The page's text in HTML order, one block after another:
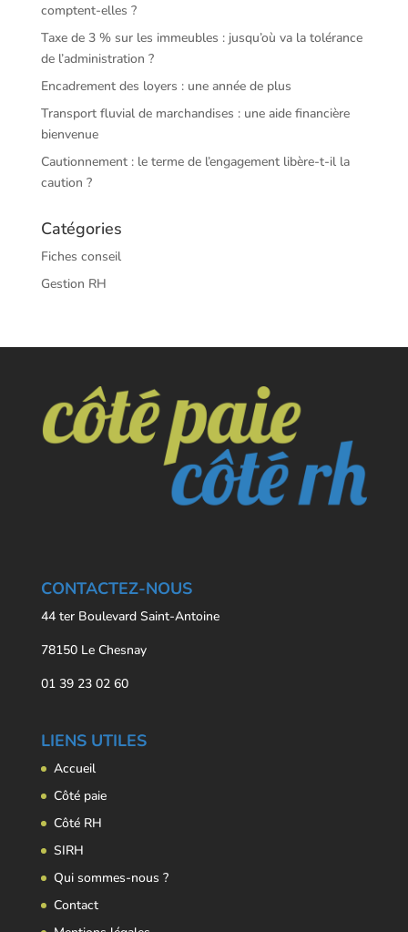
comptent-elles ?
Taxe de 3 % sur les immeubles : jusqu’où va la tolérance
de l’administration ?
Encadrement des loyers : une année de plus
Transport fluvial de marchandises : une aide financière
bienvenue
Cautionnement : le terme de l’engagement libère-t-il la
caution ?
Catégories
Fiches conseil
Gestion RH
CONTACTEZ-NOUS
44 ter Boulevard Saint-Antoine
78150 Le Chesnay
01 39 23 02 60
LIENS UTILES
Accueil
Côté paie
Côté RH
SIRH
Qui sommes-nous ?
Contact